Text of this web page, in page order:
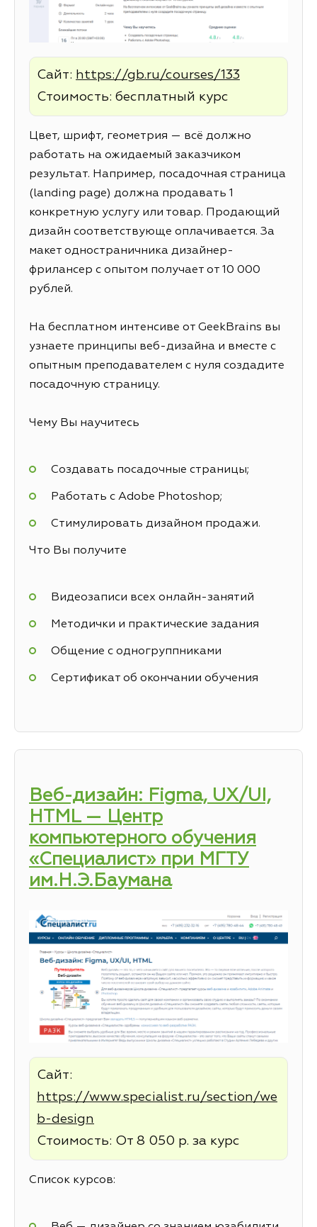
Сайт: https://gb.ru/courses/133
Стоимость: бесплатный курс
Цвет, шрифт, геометрия — всё должно
работать на ожидаемый заказчиком
результат. Например, посадочная страница
(landing page) должна продавать 1
конкретную услугу или товар. Продающий
дизайн соответствующе оплачивается. За
макет одностраничника дизайнер-
фрилансер с опытом получает от 10 000
рублей.
На бесплатном интенсиве от GeekBrains вы
узнаете принципы веб-дизайна и вместе с
опытным преподавателем с нуля создадите
посадочную страницу.
Чему Вы научитесь
Создавать посадочные страницы;
Работать с Adobe Photoshop;
Стимулировать дизайном продажи.
Что Вы получите
Видеозаписи всех онлайн-занятий
Методички и практические задания
Общение с одногруппниками
Сертификат об окончании обучения
Веб-дизайн: Figma, UX/UI,
HTML — Центр
компьютерного обучения
«Специалист» при МГТУ
им.Н.Э.Баумана
Сайт:
https://www.specialist.ru/section/we
b-design
Стоимость: От 8 050 р. за курс
Список курсов: